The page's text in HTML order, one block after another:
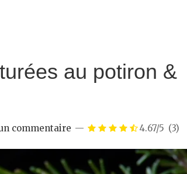
au potiron &
commentaire 4.67/5 (3)